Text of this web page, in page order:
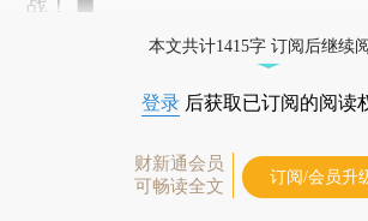
战！ ■
本文共计1415字 订阅后继续
登录 后获取已订阅的阅读
财新通会员
可畅读全文
订阅/会员升